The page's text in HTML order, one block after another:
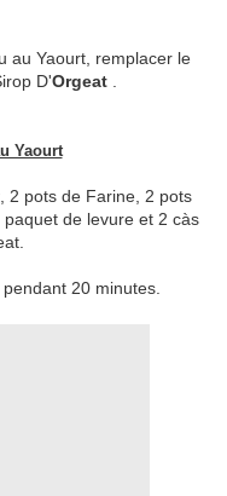
au Yaourt, remplacer le
D'Orgeat
Yaourt
2 pots de Farine, 2 pots
de levure et 2 càs
20 minutes.